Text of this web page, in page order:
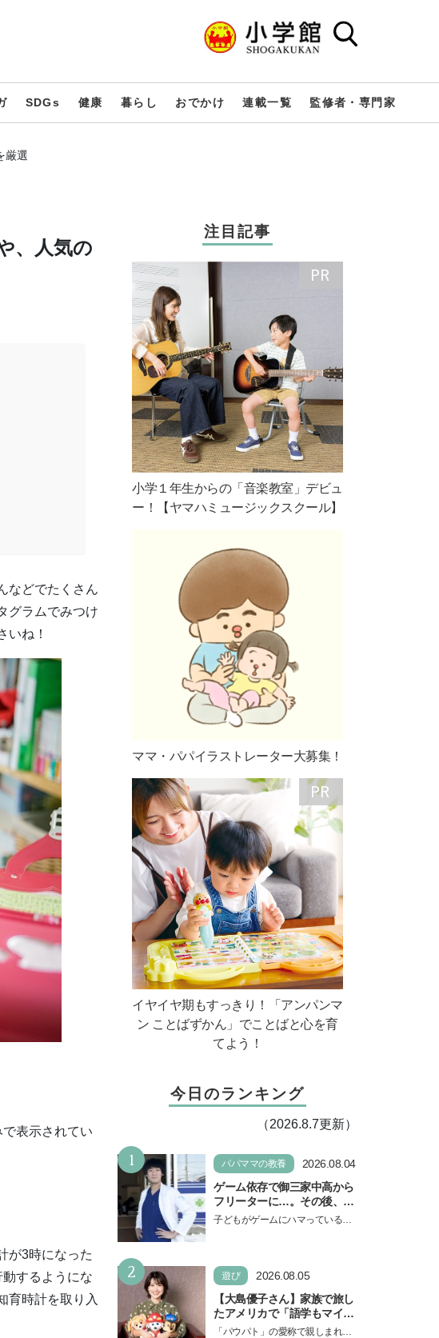
SDGs 健康 暮らし おでかけ 連載一覧 監修者・専門家
厳選
、人気の
などでたくさん
グラムでみつけ
いね！
表示されてい
が3時になった
するようにな
育時計を取り入
注目記事
小学１年生からの「音楽教室」デビュ
ー！【ヤマハミュージックスクール】
ママ・パパイラストレーター大募集！
イヤイヤ期もすっきり！「アンパンマ
ン ことばずかん」でことばと心を育
てよう！
今日のランキング
（2026.8.7更新）
1 パパママの教養
2026.08.04
ゲーム依存で御三家中高から
フリーターに…。その後、医
学部へ逆転合格した現役医師
子どもがゲームにハマっている
2 遊び
2026.08.05
【大島優子さん】家族で旅し
たアメリカで「語学もマイン
ドも！ 子どもの成長はすごか
「パウパト」の愛称で親しまれる